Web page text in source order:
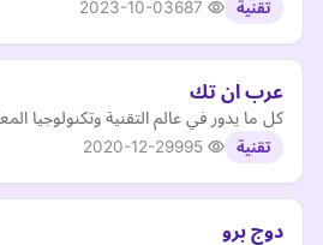
تقنية 2023-10-03
عرب ان تك
كل ما يدور في عالم التقنية وتكنولوجيا
تقنية 2020-12-29
دوج برو